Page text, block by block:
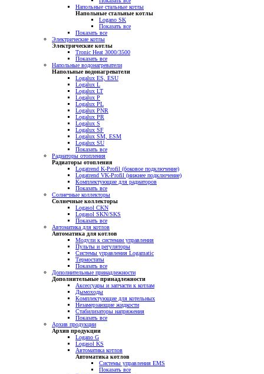
Напольные стальные котлы
Напольные стальные котлы
Logano SK
Показать все
Показать все
Электрические котлы
Электрические котлы
Tronic Heat 3000/3500
Показать все
Напольные водонагреватели
Напольные водонагреватели
Logalux ES, ESU
Logalux L
Logalux LT
Logalux P
Logalux PL
Logalux PNR
Logalux PR
Logalux S
Logalux SF
Logalux SM, ESM
Logalux SU
Показать все
Радиаторы отопления
Радиаторы отопления
Logatrend K-Profil (боковое подключение)
Logatrend VK-Profil (нижнее подключение)
Комплектующие для радиаторов
Показать все
Солнечные коллекторы
Солнечные коллекторы
Logasol CKN
Logasol SKN/SKS
Показать все
Автоматика для котлов
Автоматика для котлов
Модули к системам управления
Пульты и регуляторы
Системы управления Logamatic
Термостаты
Показать все
Дополнительные принадлежности
Дополнительные принадлежности
Аксессуары и запчасти к котлам
Дымоходы
Комплектующие для котельных
Незамерзающие жидкости
Стабилизаторы напряжения
Показать все
Архив продукции
Архив продукции
Logano G
Logasol KS
Автоматика котлов
Автоматика котлов
Системы управления EMS
Показать все